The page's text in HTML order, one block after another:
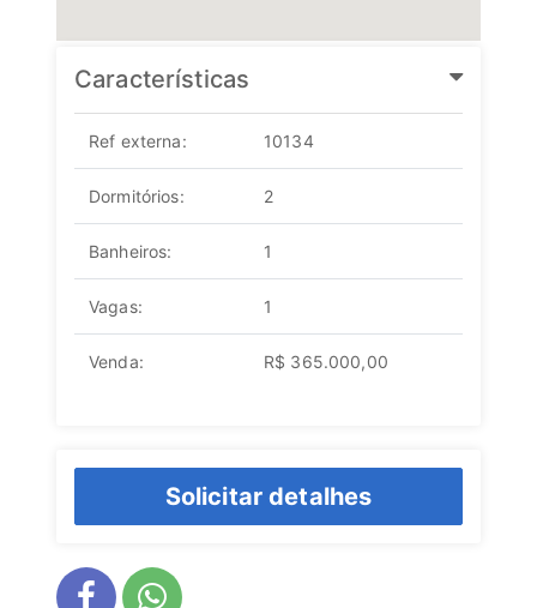
Características
Ref externa: 10134
Dormitórios: 2
Banheiros: 1
Vagas: 1
Venda: R$ 365.000,00
Solicitar detalhes